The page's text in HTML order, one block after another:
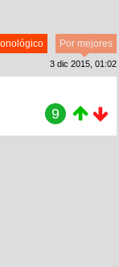
Por mejores
3 dic 2015, 01:02
9